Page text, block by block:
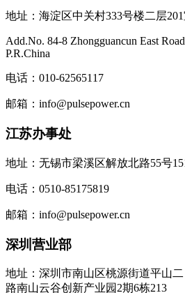
地址：海淀区中关村333号楼二层
Add.No. 84-8 Zhongguancun East
P.R.China
电话：010-62565117
邮箱：info@pulsepower.cn
江苏办事处
地址：无锡市梁溪区解放北路55号
电话：0510-85175819
邮箱：info@pulsepower.cn
深圳营业部
地址：深圳市南山区桃源街道平山二
路南山云谷创新产业园2期6栋213